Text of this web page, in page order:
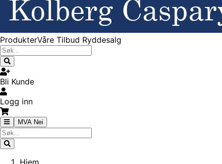
ProdukterVåre Tilbud Ryddesalg
Bli Kunde
Logg inn
MVA Nei
Hjem